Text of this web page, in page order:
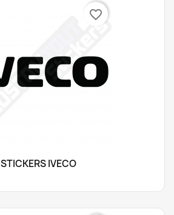
STICKERS IVECO
favorite_border